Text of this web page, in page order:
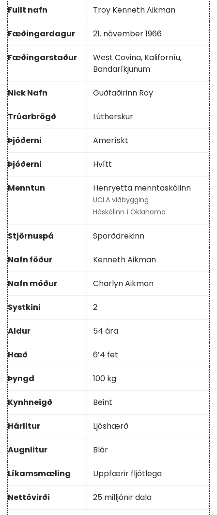
Fullt nafn Troy Kenneth Aikman
Fæðingardagur 21. nóvember 1966
Fæðingarstaður
West Covina, Kaliforníu,
Bandaríkjunum
Nick Nafn Guðfaðirinn Roy
Trúarbrögð Lútherskur
Þjóðerni Amerískt
Þjóðerni Hvítt
Menntun Henryetta menntaskólinn
UCLA viðbygging
Háskólinn í Oklahoma
Stjörnuspá Sporðdrekinn
Nafn föður Kenneth Aikman
Nafn móður Charlyn Aikman
Systkini 2
Aldur 54 ára
Hæð 6’4 fet
Þyngd 100 kg
Kynhneigð Beint
Hárlitur Ljóshærð
Augnlitur Blár
Líkamsmæling Uppfærir fljótlega
Nettóvirði 25 milljónir dala